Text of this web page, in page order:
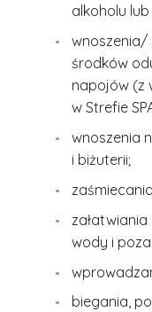
alkoholu
wnoszenia/
środków
napojów (z
w Strefie
wnoszenia
i biżuterii;
wody i
biegania,